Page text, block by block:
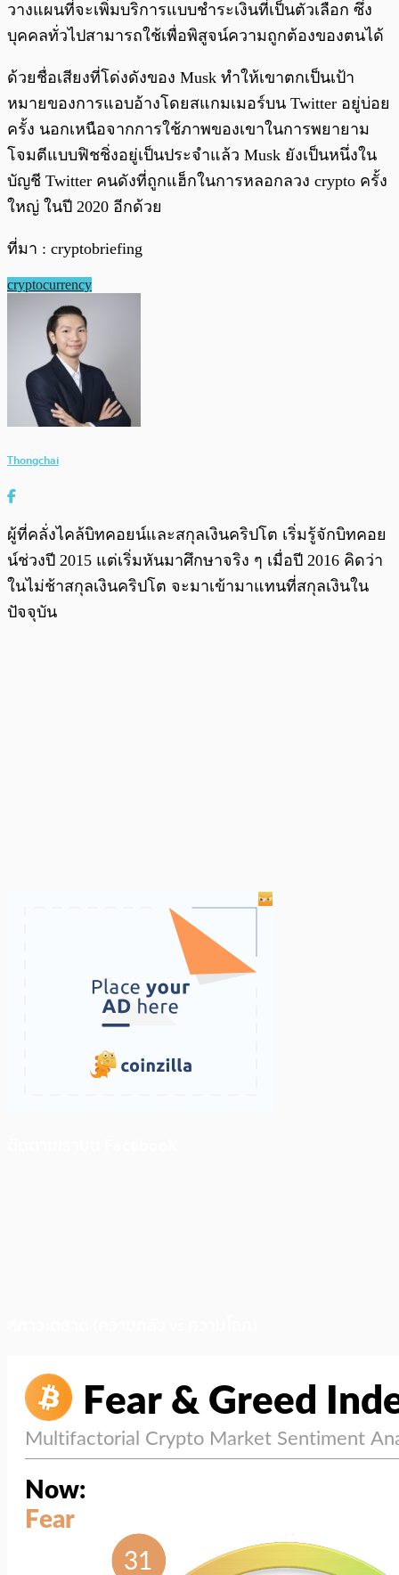
วางแผนที่จะเพิ่มบริการแบบชำระเงินที่เป็นตัวเลือก ซึ่ง
บุคคลทั่วไปสามารถใช้เพื่อพิสูจน์ความถูกต้องของตนได้
ด้วยชื่อเสียงที่โด่งดังของ Musk ทำให้เขาตกเป็นเป้า
หมายของการแอบอ้างโดยสแกมเมอร์บน Twitter อยู่บ่อย
ครั้ง นอกเหนือจากการใช้ภาพของเขาในการพยายาม
โจมตีแบบฟิชชิ่งอยู่เป็นประจำแล้ว Musk ยังเป็นหนึ่งใน
บัญชี Twitter คนดังที่ถูกแฮ็กในการหลอกลวง crypto ครั้ง
ใหญ่ ในปี 2020 อีกด้วย
ที่มา : cryptobriefing
cryptocurrency
Thongchai
ผู้ที่คลั่งไคล้บิทคอยน์และสกุลเงินคริปโต เริ่มรู้จักบิทคอย
น์ช่วงปี 2015 แต่เริ่มหันมาศึกษาจริง ๆ เมื่อปี 2016 คิดว่า
ในไม่ช้าสกุลเงินคริปโต จะมาเข้ามาแทนที่สกุลเงินใน
ปัจจุบัน